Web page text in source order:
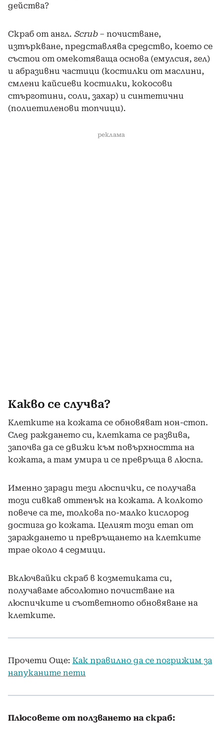
действа?
Скраб от англ. Scrub– почистване,
изтъркване, представлява средство, което се
състои от омекотяваща основа (емулсия, гел)
и абразивни частици (костилки от маслини,
смлени кайсиеви костилки, кокосови
стърготини, соли, захар) и синтетични
(полиетиленови топчици).
реклама
Какво се случва?
Клетките на кожата се обновяват нон-стоп.
След раждането си, клетката се развива,
започва да се движи към повърхността на
кожата, а там умира и се превръща в люспа.
Именно заради тези люспички, се получава
този сивкав оттенък на кожата. А колкото
повече са те, толкова по-малко кислород
достига до кожата. Целият този етап от
зараждането и превръщането на клетките
трае около 4 седмици.
Включвайки скраб в козметиката си,
получаваме абсолютно почистване на
люспичките и съответното обновяване на
клетките.
Прочети Още: Как правилно да се погрижим за
напуканите пети
Плюсовете от ползването на скраб: